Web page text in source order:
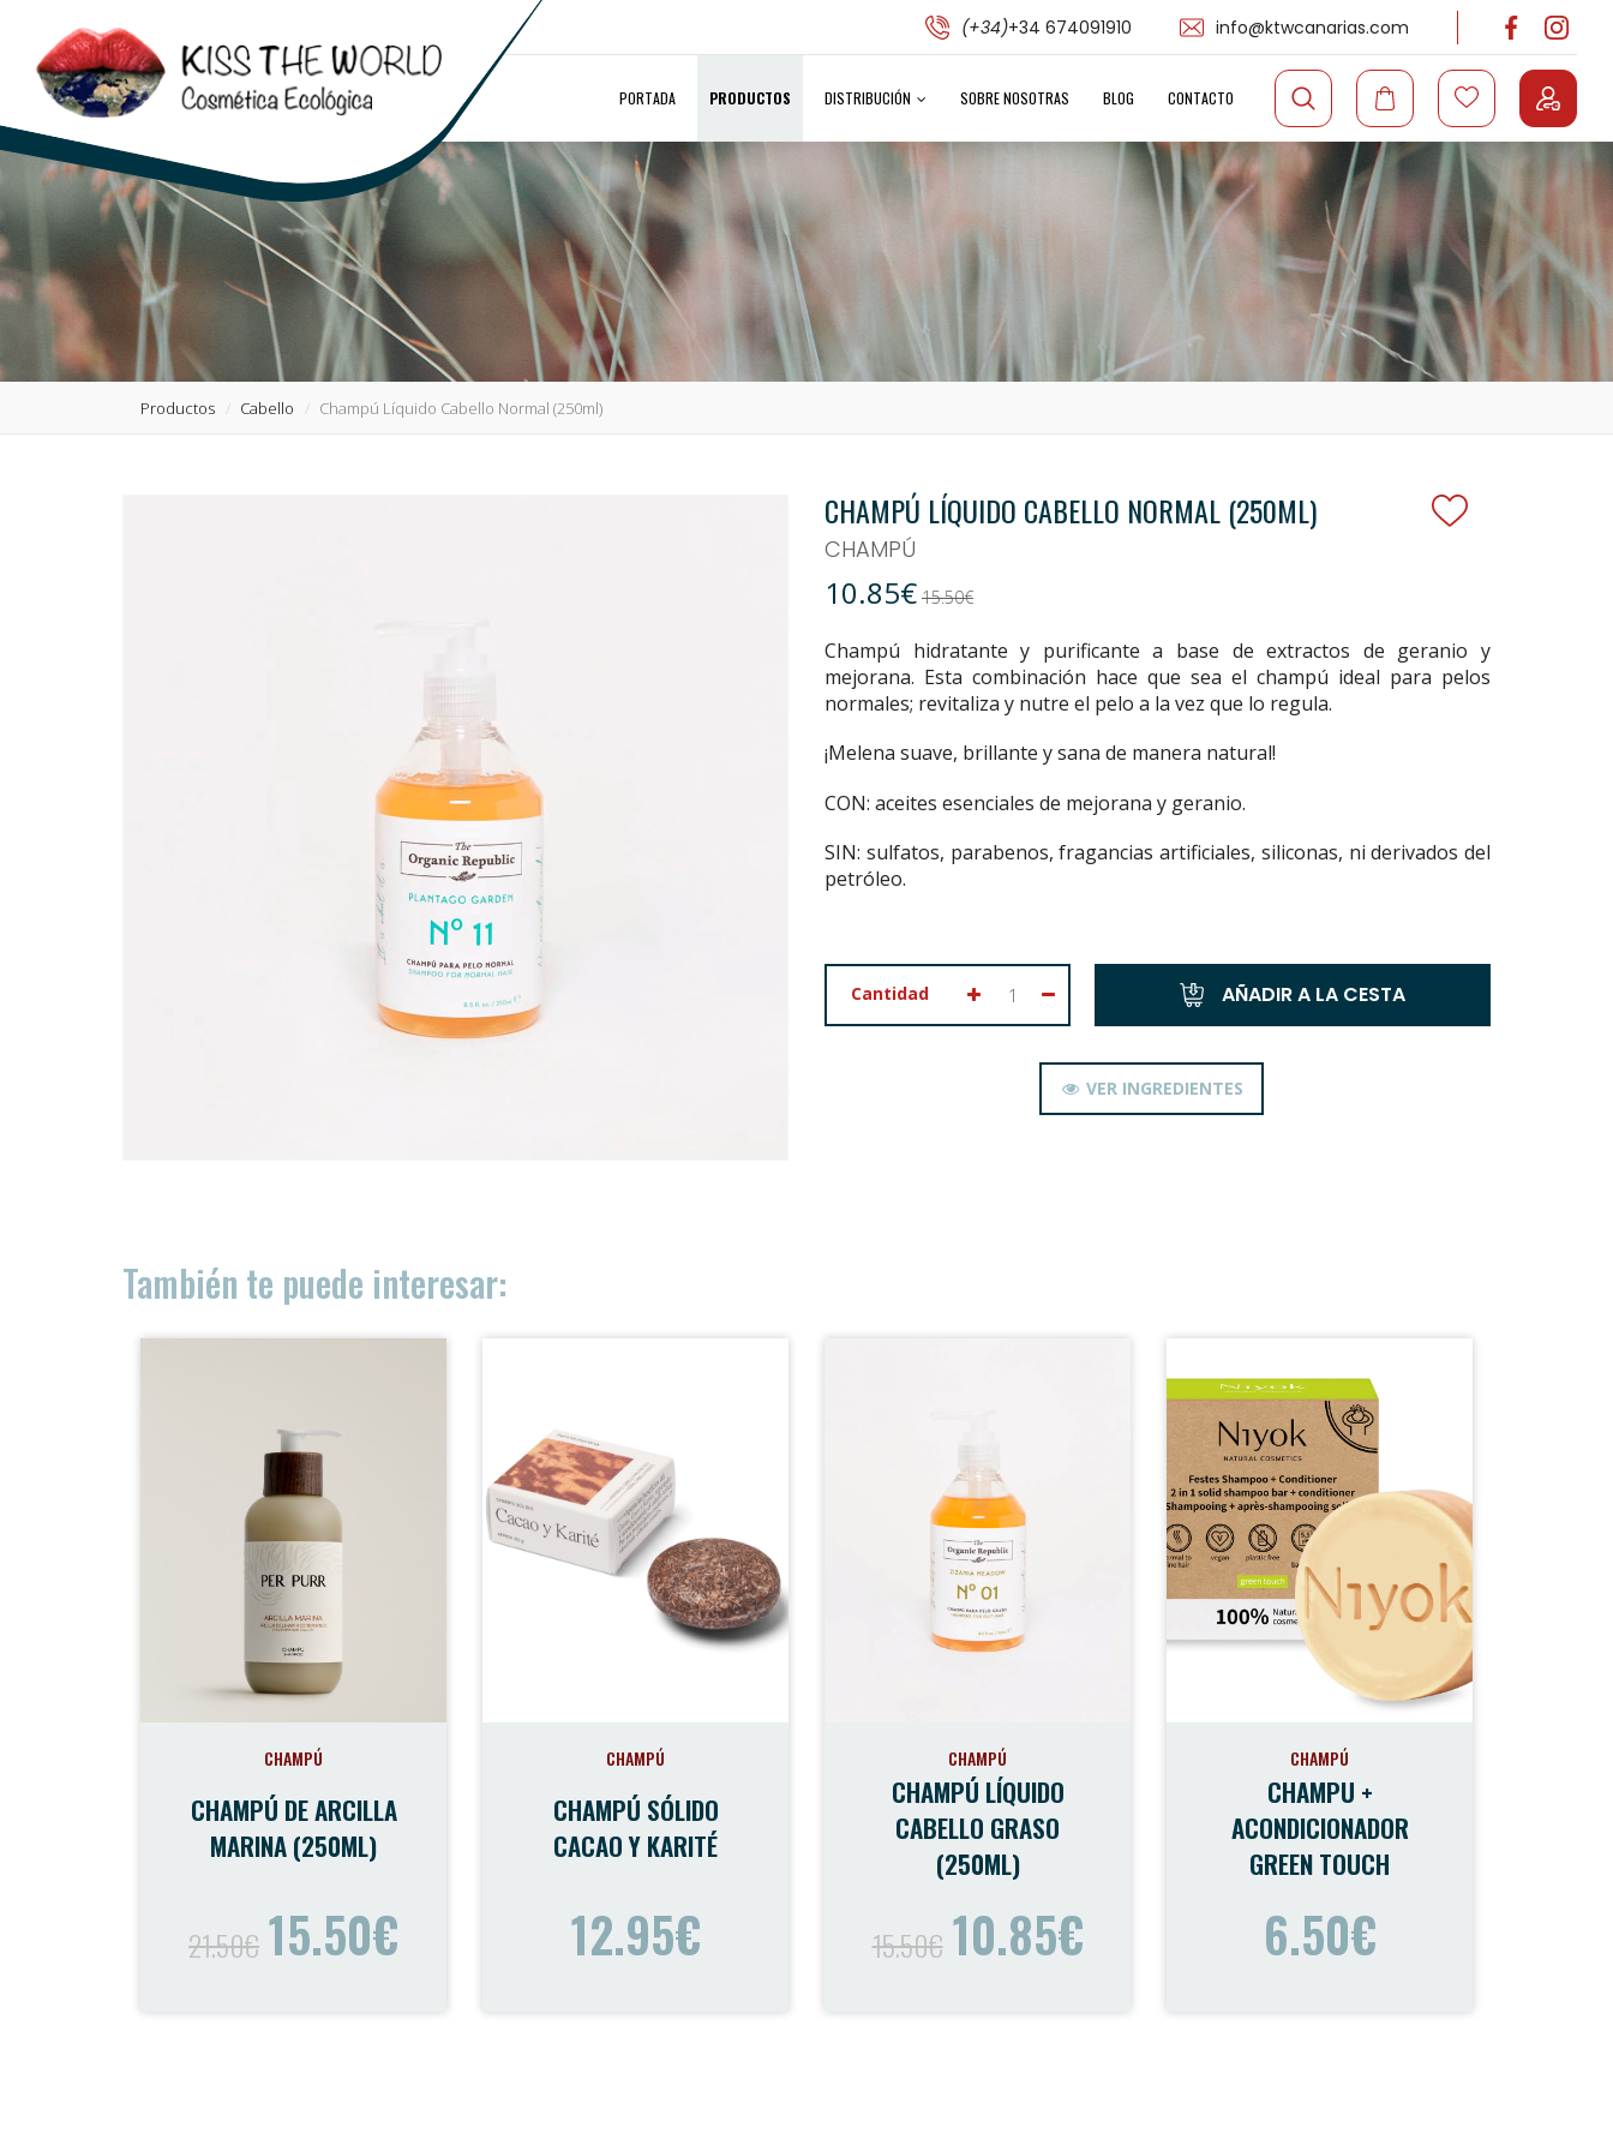
(+34)+34 674091910 info@ktwcanarias.com
PORTADA PRODUCTOS DISTRIBUCIÓN SOBRE NOSOTRAS BLOG CONTACTO
Productos Cabello Champú Líquido Cabello Normal (250ml)
CHAMPÚ LÍQUIDO CABELLO NORMAL (250ML)
CHAMPÚ
10.85€ 15.50€
Champú hidratante y purificante a base de extractos de geranio y
mejorana. Esta combinación hace que sea el champú ideal para pelos
normales; revitaliza y nutre el pelo a la vez que lo regula.
¡Melena suave, brillante y sana de manera natural!
CON: aceites esenciales de mejorana y geranio.
SIN: sulfatos, parabenos, fragancias artificiales, siliconas, ni derivados del
petróleo.
Cantidad AÑADIR A LA CESTA
VER INGREDIENTES
También te puede interesar:
CHAMPÚ
CHAMPÚ DE ARCILLA
MARINA (250ML)
21.50€ 15.50€
CHAMPÚ
CHAMPÚ SÓLIDO
CACAO Y KARITÉ
12.95€
CHAMPÚ
CHAMPÚ LÍQUIDO
CABELLO GRASO
(250ML)
15.50€ 10.85€
CHAMPÚ
CHAMPU +
ACONDICIONADOR
GREEN TOUCH
6.50€
DISTRIBUCIÓN